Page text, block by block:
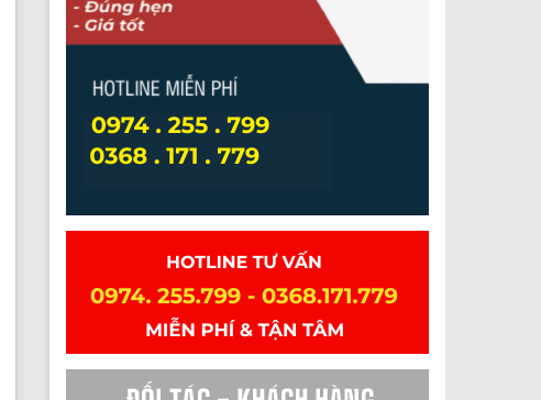
Tư vấn GMP cho thực phẩm bảo vệ sức khoẻ theo
Quyết định 4288/QĐ-BYT
Sửa đổi Luật Sở hữu trí tuệ: Chủ động, nghiêm túc
thực hiện các điều ước quốc tế